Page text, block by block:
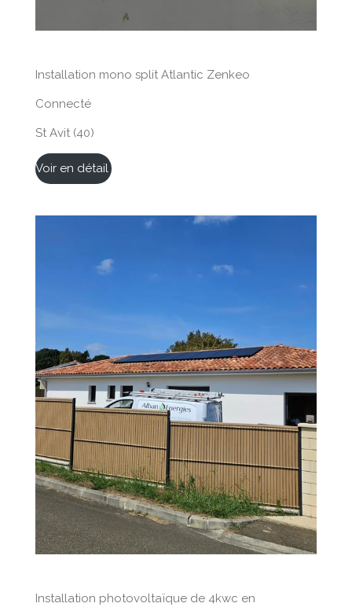
Installation mono split Atlantic Zenkeo
Connecté
St Avit (40)
Voir en détail
Installation photovoltaïque de 4kwc en